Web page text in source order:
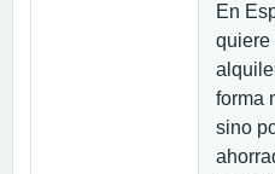
En
quiere
forma
sino